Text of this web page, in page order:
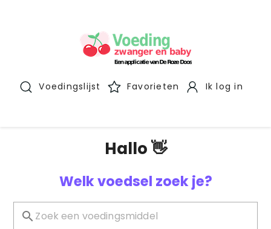
Voedingslijst Favorieten Ik log in
Hallo 👋
Welk voedsel zoek je?